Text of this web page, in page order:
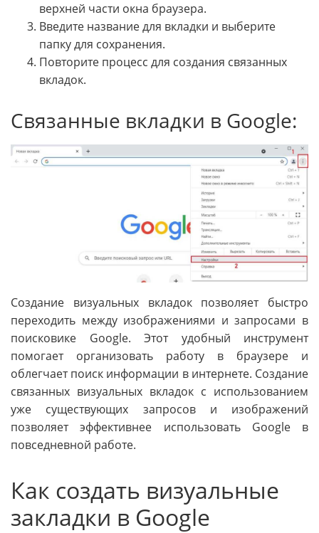
верхней части окна браузера.
Введите название для вкладки и выберите
папку для сохранения.
Повторите процесс для создания связанных
вкладок.
Связанные вкладки в Google:
Создание визуальных вкладок позволяет быстро
переходить между изображениями и запросами в
поисковике Google. Этот удобный инструмент
помогает организовать работу в браузере и
облегчает поиск информации в интернете. Создание
связанных визуальных вкладок с использованием
уже существующих запросов и изображений
позволяет эффективнее использовать Google в
повседневной работе.
Как создать визуальные
закладки в Google